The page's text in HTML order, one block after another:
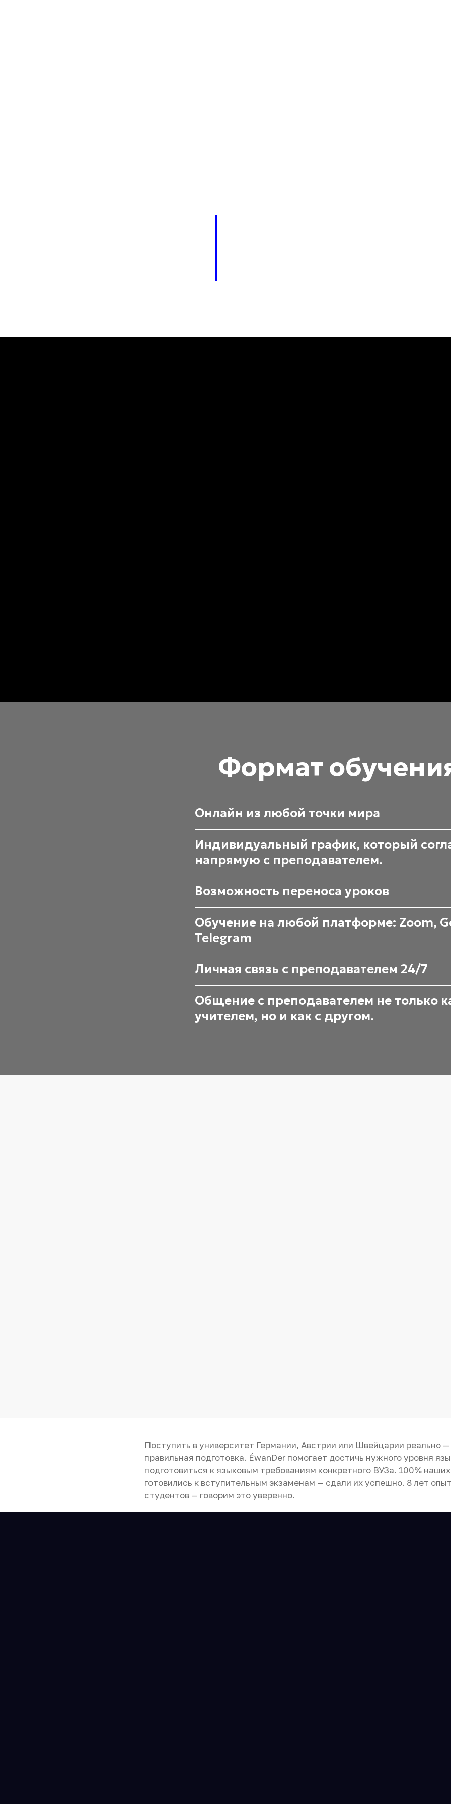
Формат
Онлайн из любой точки мира
Индивидуальный график, который
напрямую с преподавателем.
Возможность переноса уроков
Обучение на любой платформе: Zoom,
Telegram
Личная связь с преподавателем 24/7
Общение с преподавателем не только
учителем, но и как с другом.
Поступить в университет Германии, Австрии или Швейцарии реально —
правильная подготовка. ÉwanDer помогает достичь нужного уровня
подготовиться к языковым требованиям конкретного ВУЗа. 100%
готовились к вступительным экзаменам — сдали их успешно. 8 лет
студентов — говорим это уверенно.